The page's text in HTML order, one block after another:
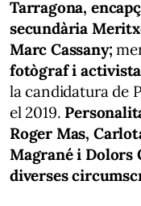
Tarragona,
secundària
Marc Cassany;
fotògraf i activista
la candidatura de
el 2019.
Roger Mas,
Magrané i Dolors
diverses